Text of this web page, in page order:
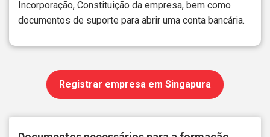
Incorporação, Constituição da empresa, bem como
documentos de suporte para abrir uma conta bancária.
Registrar empresa em Singapura